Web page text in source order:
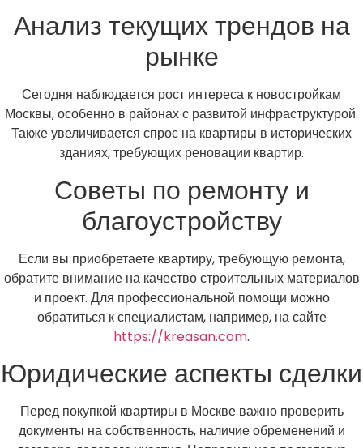
Анализ текущих трендов на
рынке
Сегодня наблюдается рост интереса к новостройкам
Москвы, особенно в районах с развитой инфраструктурой.
Также увеличивается спрос на квартиры в исторических
зданиях, требующих реновации квартир.
Советы по ремонту и
благоустройству
Если вы приобретаете квартиру, требующую ремонта,
обратите внимание на качество строительных материалов
и проект. Для профессиональной помощи можно
обратиться к специалистам, например, на сайте
https://kreasan.com.
Юридические аспекты сделки
Перед покупкой квартиры в Москве важно проверить
документы на собственность, наличие обременений и